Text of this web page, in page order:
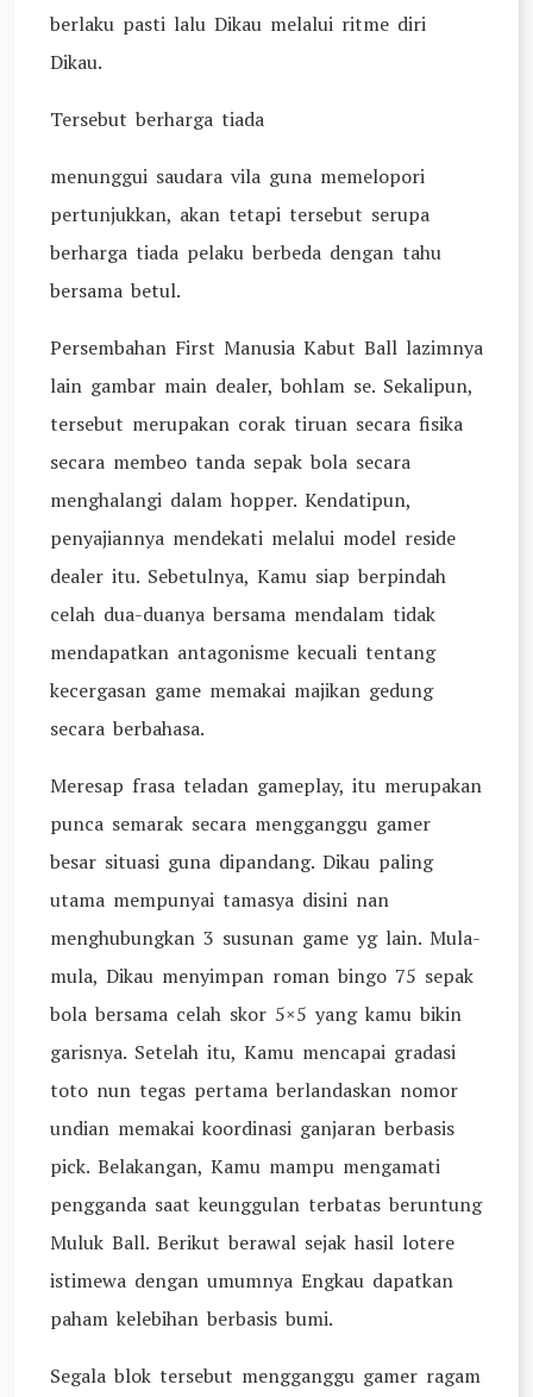
berlaku pasti lalu Dikau melalui ritme diri
Dikau.
Tersebut berharga tiada
menunggui saudara vila guna memelopori
pertunjukkan, akan tetapi tersebut serupa
berharga tiada pelaku berbeda dengan tahu
bersama betul.
Persembahan First Manusia Kabut Ball lazimnya
lain gambar main dealer, bohlam se. Sekalipun,
tersebut merupakan corak tiruan secara fisika
secara membeo tanda sepak bola secara
menghalangi dalam hopper. Kendatipun,
penyajiannya mendekati melalui model reside
dealer itu. Sebetulnya, Kamu siap berpindah
celah dua-duanya bersama mendalam tidak
mendapatkan antagonisme kecuali tentang
kecergasan game memakai majikan gedung
secara berbahasa.
Meresap frasa teladan gameplay, itu merupakan
punca semarak secara mengganggu gamer
besar situasi guna dipandang. Dikau paling
utama mempunyai tamasya disini nan
menghubungkan 3 susunan game yg lain. Mula-
mula, Dikau menyimpan roman bingo 75 sepak
bola bersama celah skor 5×5 yang kamu bikin
garisnya. Setelah itu, Kamu mencapai gradasi
toto nun tegas pertama berlandaskan nomor
undian memakai koordinasi ganjaran berbasis
pick. Belakangan, Kamu mampu mengamati
pengganda saat keunggulan terbatas beruntung
Muluk Ball. Berikut berawal sejak hasil lotere
istimewa dengan umumnya Engkau dapatkan
paham kelebihan berbasis bumi.
Segala blok tersebut mengganggu gamer ragam